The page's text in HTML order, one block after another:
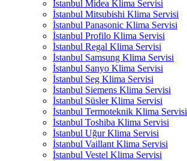
İstanbul Midea Klima Servisi
İstanbul Mitsubishi Klima Servisi
İstanbul Panasonic Klima Servisi
İstanbul Profilo Klima Servisi
İstanbul Regal Klima Servisi
İstanbul Samsung Klima Servisi
İstanbul Sanyo Klima Servisi
İstanbul Seg Klima Servisi
İstanbul Siemens Klima Servisi
İstanbul Süsler Klima Servisi
İstanbul Termoteknik Klima Servisi
İstanbul Toshiba Klima Servisi
İstanbul Uğur Klima Servisi
İstanbul Vaillant Klima Servisi
İstanbul Vestel Klima Servisi